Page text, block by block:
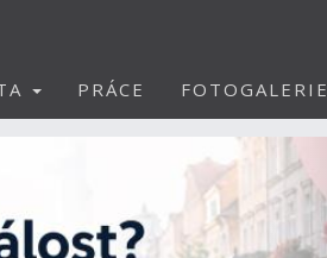
PRÁCE FOTOGALERIE